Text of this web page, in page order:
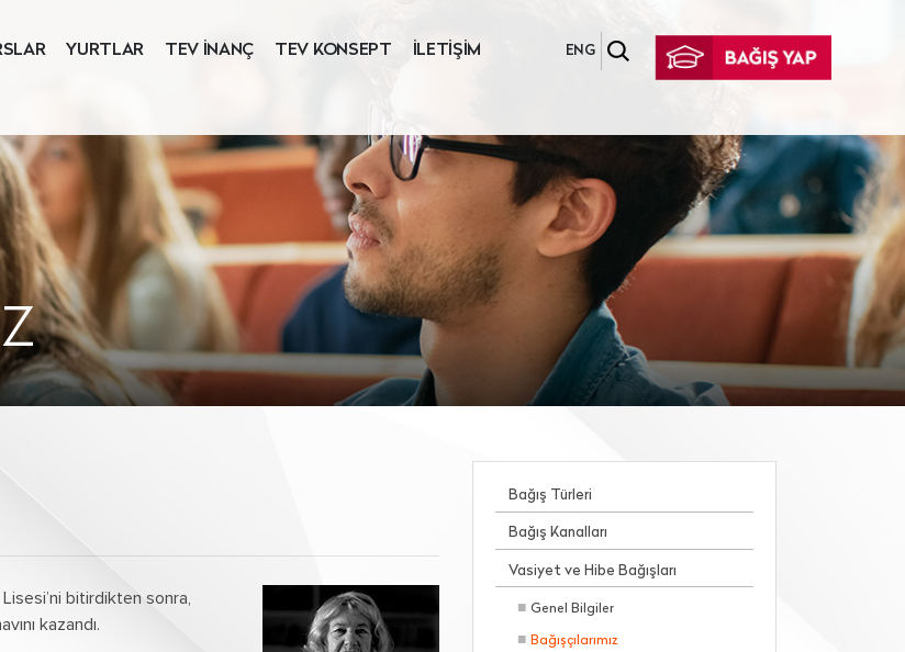
YURTLAR TEV İNANÇ TEV KONSEPT İLETİŞİM ENG
Lisesi’ni bitirdikten sonra,
kazandı.
Bağış Türleri
Bağış Kanalları
Vasiyet ve Hibe Bağışları
Genel Bilgiler
Bağışçılarımız